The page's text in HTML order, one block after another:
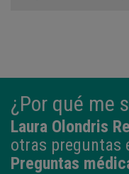
¿Por qué me
Laura Olondris
otras preguntas
Preguntas